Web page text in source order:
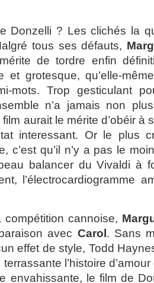
Donzelli ? Les clichés la
tous ses défauts,
de tordre enfin
et grotesque, qu’elle-
mots. Trop gesticulant
n’a jamais non
film aurait le mérite d’obéir à
interessant. Or le plus
c’est qu’il n’y a pas le
balancer du Vivaldi à
l’électrocardiogramme
cannoise,
avec Carol . Sans
effet de style, Todd
l’histoire
envahissante, le film de